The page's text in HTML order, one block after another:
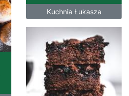
Kuchnia Łukasza